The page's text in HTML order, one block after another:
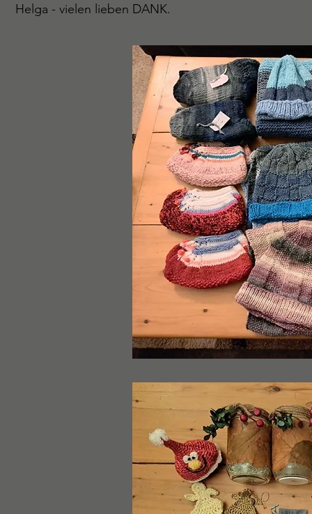
Helga - vielen lieben DANK.